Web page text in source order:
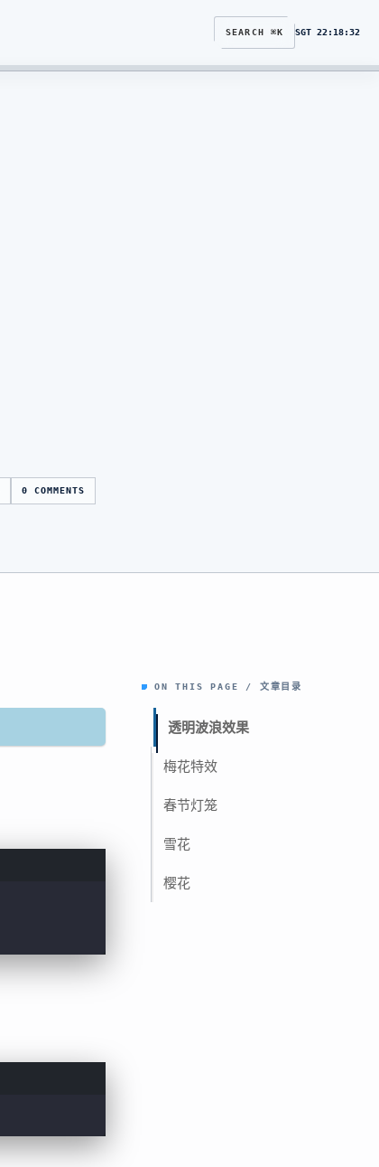
SEARCH ⌘K SGT 22:18:33
0 COMMENTS
ON THIS PAGE / 文章目录
透明波浪效果
梅花特效
春节灯笼
雪花
樱花